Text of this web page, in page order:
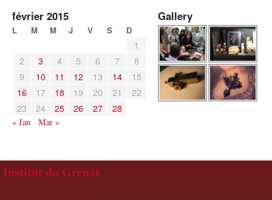
février 2015
L M M J V S D
1
2
3 4 5 6 7
8
9
10 11 12 13 14
15
16
17 18 19 20 21
22
23
24 25 26 27 28
« Jan Mar »
Gallery
Institut du Grenat